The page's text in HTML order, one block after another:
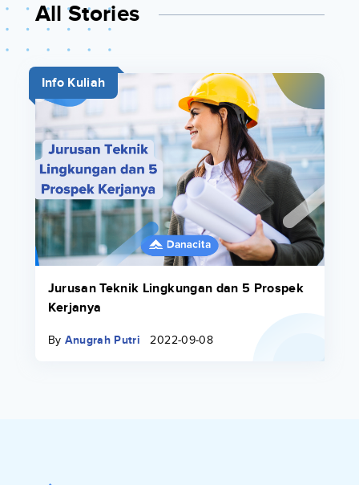
All Stories
Info Kuliah
Jurusan Teknik Lingkungan dan 5 Prospek
Kerjanya
By Anugrah Putri 2022-09-08